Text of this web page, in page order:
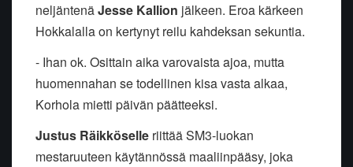
neljäntenäJesse Kallion jälkeen. Eroa kärkeen
Hokkalalla on kertynyt reilu kahdeksan sekuntia.
- Ihan ok. Osittain aika varovaista ajoa, mutta
huomennahan se todellinen kisa vasta alkaa,
Korhola mietti päivän päätteeksi.
Justus Räikköselle riittää SM3-luokan
mestaruuteen käytännössä maaliinpääsy, joka